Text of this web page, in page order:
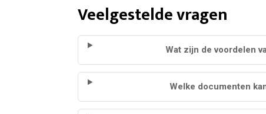
Veelgestelde vragen
Wat zijn de voordelen
Welke documenten